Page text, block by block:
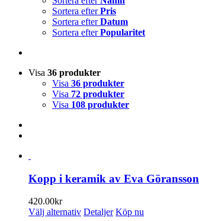
Sortera efterPris
Sortera efterDatum
Sortera efterPopularitet
Visa 36 produkter
Visa 36 produkter
Visa 72 produkter
Visa 108 produkter
Kopp i keramik av Eva Göransson
420.00kr
Välj alternativ Den
Detaljer Köp nu